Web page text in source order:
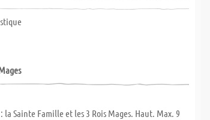
la Sainte Famille et les 3 Rois Mages. Haut. Max. 9